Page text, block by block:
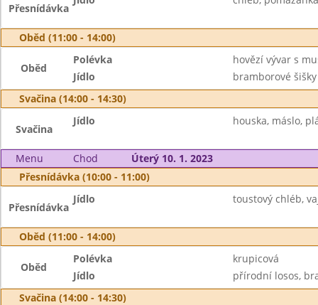
Přesnídávka
Oběd (11:00 - 14:00)
Oběd
Polévka
hovězí vývar s
Jídlo
bramborové
Svačina (14:00 - 14:30)
Svačina
Jídlo houska, máslo,
Menu Chod
Úterý 10. 1. 2023
Přesnídávka (10:00 - 11:00)
Přesnídávka
Jídlo toustový chléb,
Oběd (11:00 - 14:00)
Oběd
Polévka
krupicová
Jídlo
přírodní losos,
Svačina (14:00 - 14:30)